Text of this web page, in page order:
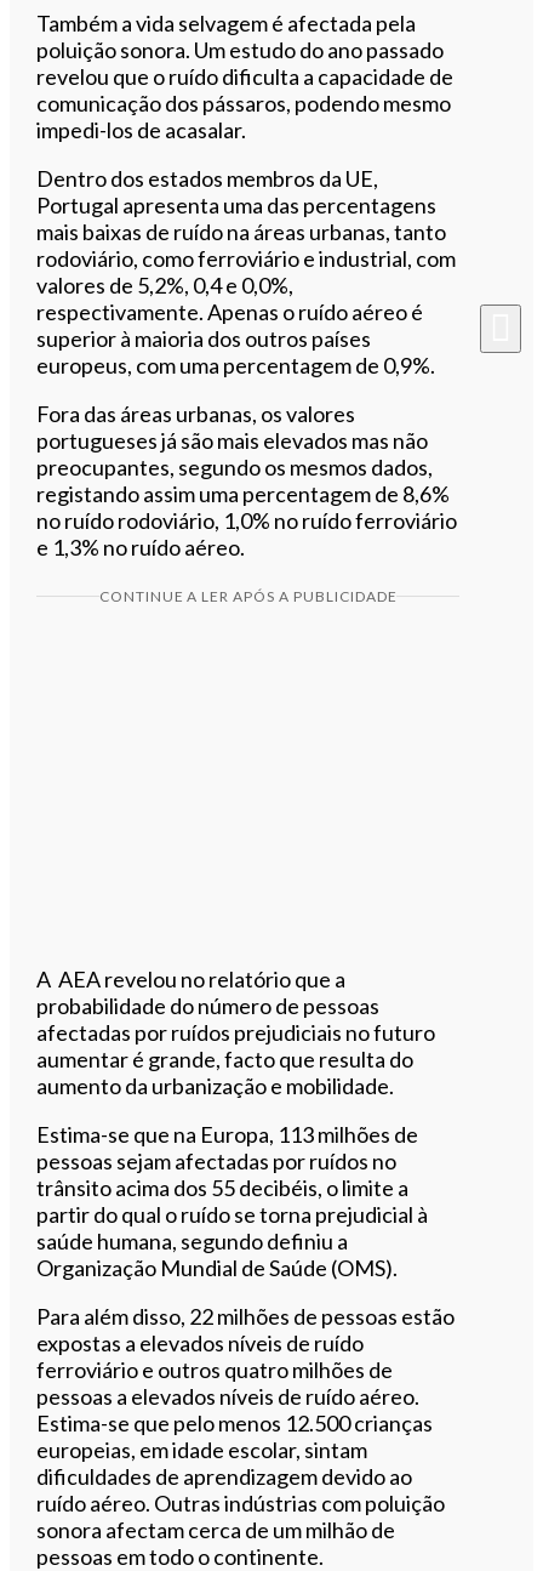
Também a vida selvagem é afectada pela
poluição sonora. Um estudo do ano passado
revelou que o ruído dificulta a capacidade de
comunicação dos pássaros, podendo mesmo
impedi-los de acasalar.
Dentro dos estados membros da UE,
Portugal apresenta uma das percentagens
mais baixas de ruído na áreas urbanas, tanto
rodoviário, como ferroviário e industrial, com
valores de 5,2%, 0,4 e 0,0%,
respectivamente. Apenas o ruído aéreo é
superior à maioria dos outros países
europeus, com uma percentagem de 0,9%.
Fora das áreas urbanas, os valores
portugueses já são mais elevados mas não
preocupantes, segundo os mesmos dados,
registando assim uma percentagem de 8,6%
no ruído rodoviário, 1,0% no ruído ferroviário
e 1,3% no ruído aéreo.
CONTINUE A LER APÓS A PUBLICIDADE
A AEA revelou no relatório que a
probabilidade do número de pessoas
afectadas por ruídos prejudiciais no futuro
aumentar é grande, facto que resulta do
aumento da urbanização e mobilidade.
Estima-se que na Europa, 113 milhões de
pessoas sejam afectadas por ruídos no
trânsito acima dos 55 decibéis, o limite a
partir do qual o ruído se torna prejudicial à
saúde humana, segundo definiu a
Organização Mundial de Saúde (OMS).
Para além disso, 22 milhões de pessoas estão
expostas a elevados níveis de ruído
ferroviário e outros quatro milhões de
pessoas a elevados níveis de ruído aéreo.
Estima-se que pelo menos 12.500 crianças
europeias, em idade escolar, sintam
dificuldades de aprendizagem devido ao
ruído aéreo. Outras indústrias com poluição
sonora afectam cerca de um milhão de
pessoas em todo o continente.